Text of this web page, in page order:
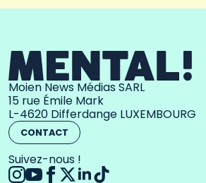
Moien News Médias SARL
15 rue Émile Mark
L-4620 Differdange LUXEMBOURG
CONTACT
Suivez-nous !